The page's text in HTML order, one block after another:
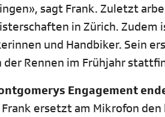
sagt Frank. Zuletzt
in Zürich. Zudem
und Handbiker. Sein
der Rennen im Frühjahr
Engagement
ersetzt am Mikrofon